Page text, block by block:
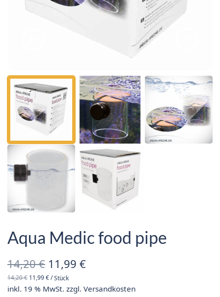
Aqua Medic food pipe
14,20€ Ursprünglicher
Preis war:
11,99€
14,20€ 11,99€/Stück
inkl. 19 % MwSt. zzgl.Versandkosten